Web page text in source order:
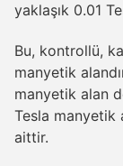
yaklaşık 0.01
Bu, kontrollü,
manyetik
manyetik alan
Tesla manyetik
aittir.